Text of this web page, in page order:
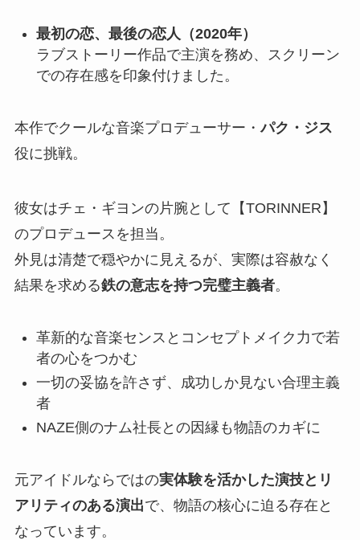
最初の恋、最後の恋人（2020年）
ラブストーリー作品で主演を務め、スクリーン
での存在感を印象付けました。
本作でクールな音楽プロデューサー・パク・ジス
役に挑戦。
彼女はチェ・ギヨンの片腕として【TORINNER】
のプロデュースを担当。
外見は清楚で穏やかに見えるが、実際は容赦なく
結果を求める鉄の意志を持つ完璧主義者。
革新的な音楽センスとコンセプトメイク力で若
者の心をつかむ
一切の妥協を許さず、成功しか見ない合理主義
者
NAZE側のナム社長との因縁も物語のカギに
元アイドルならではの実体験を活かした演技とリ
アリティのある演出で、物語の核心に迫る存在と
なっています。